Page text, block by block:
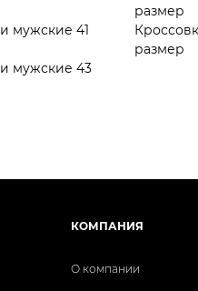
размер
мужские 41
размер
мужские 43
КОМПАНИЯ
О компании